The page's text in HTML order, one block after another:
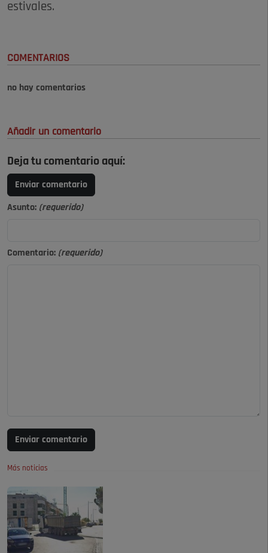
estivales.
COMENTARIOS
no hay comentarios
Añadir un comentario
Deja tu comentario aquí:
Enviar comentario
Asunto: (requerido)
Comentario: (requerido)
Enviar comentario
Más noticias